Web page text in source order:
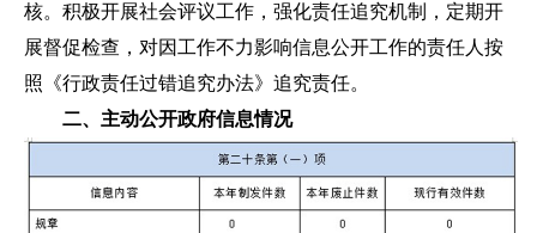
核。积极开展社会评议工作，强化责任追究机制，定期开
展督促检查，对因工作不力影响信息公开工作的责任人按
照《行政责任过错追究办法》追究责任。
二、主动公开政府信息情况